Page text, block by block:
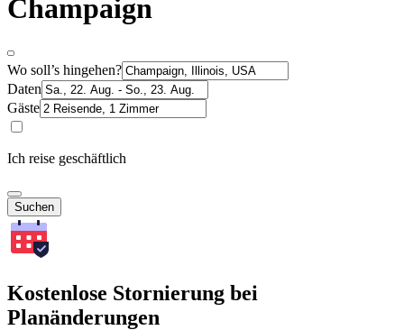
Champaign
Wo soll’s hingehen?
Daten
Gäste
Ich reise geschäftlich
Suchen
Kostenlose Stornierung bei
Planänderungen